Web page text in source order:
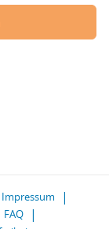
Impressum
FAQ